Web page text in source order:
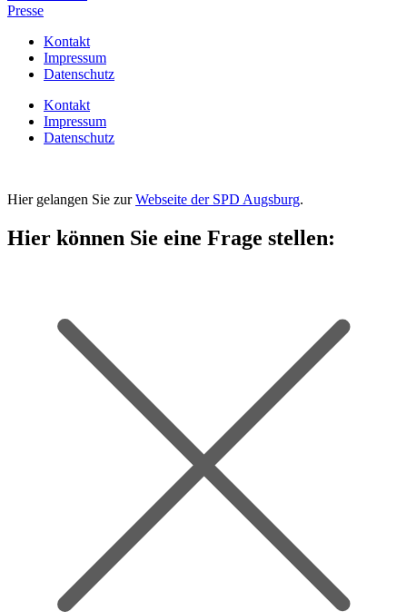
Presse
Kontakt
Impressum
Datenschutz
Kontakt
Impressum
Datenschutz
Hier gelangen Sie zurWebseite der SPD Augsburg.
Hier können Sie eine Frage stellen: